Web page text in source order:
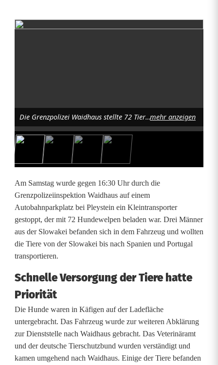
H
w
e
l
e
n
a
u
e
n
F
ä
Die Grenzpolizei Waidhaus stellte 72 Tiere bei einem Welpentransport sicher. Foto: GPI Waidhausmehr anzeigen
Am Samstag wurde gegen 16:30 Uhr durch die
Grenzpolizeiinspektion Waidhaus auf einem
Autobahnparkplatz bei Pleystein ein Kleintransporter
gestoppt, der mit 72 Hundewelpen beladen war. Drei Männer
aus der Slowakei befanden sich in dem Fahrzeug und wollten
die Tiere von der Slowakei bis nach Spanien und Portugal
transportieren.
Schnelle Versorgung der Tiere hatte
Priorität
Die Hunde waren in Käfigen auf der Ladefläche
untergebracht. Das Fahrzeug wurde zur weiteren Abklärung
zur Dienststelle nach Waidhaus gebracht. Das Veterinäramt
und der deutsche Tierschutzbund wurden verständigt und
kamen umgehend nach Waidhaus. Einige der Tiere befanden